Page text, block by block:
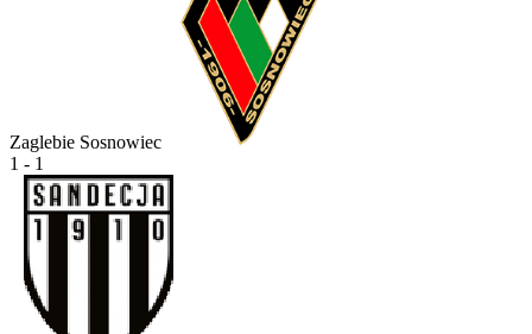
Zaglebie Sosnowiec
1 - 1